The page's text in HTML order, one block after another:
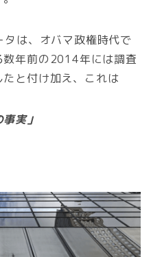
は、オバマ政権時代で
数年前の2014年には調査
と付け加え、これは
実」